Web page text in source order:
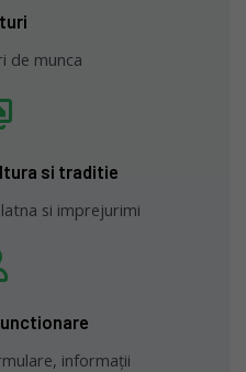
de munca
si traditie
si imprejurimi
informații